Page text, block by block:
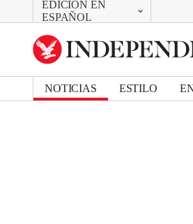
EDICIÓN EN
ESPAÑOL
CAMBIAR
UK Edition
US Edition
NOTICIAS ESTILO
Bookmark popover
Removed from bookmarks
Close popover